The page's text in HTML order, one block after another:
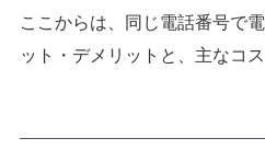
ここからは、同じ電話番号で
ット・デメリットと、主なコ